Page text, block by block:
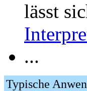
lässt
...
Typische